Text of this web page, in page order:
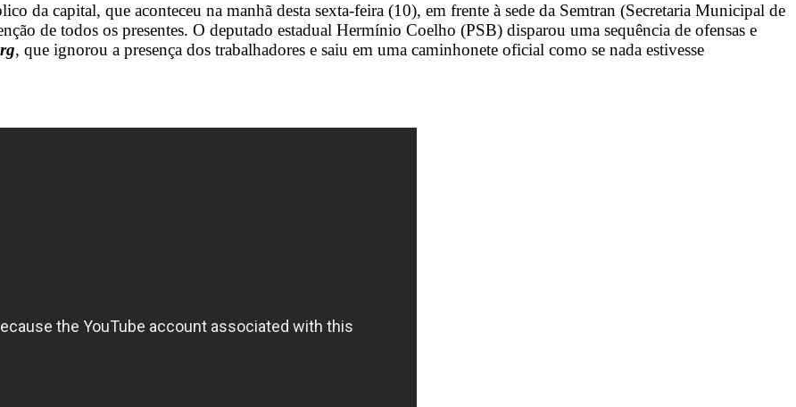
da capital, que aconteceu na manhã desta sexta-feira (10), em frente à sede da Semtran (Secretaria Municipal de
de todos os presentes. O deputado estadual Hermínio Coelho (PSB) disparou uma sequência de ofensas e
, que ignorou a presença dos trabalhadores e saiu em uma caminhonete oficial como se nada estivesse